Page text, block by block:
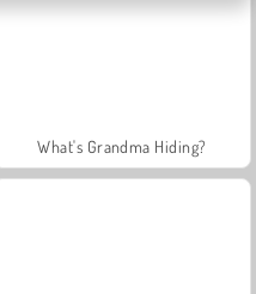
What's Grandma Hiding?